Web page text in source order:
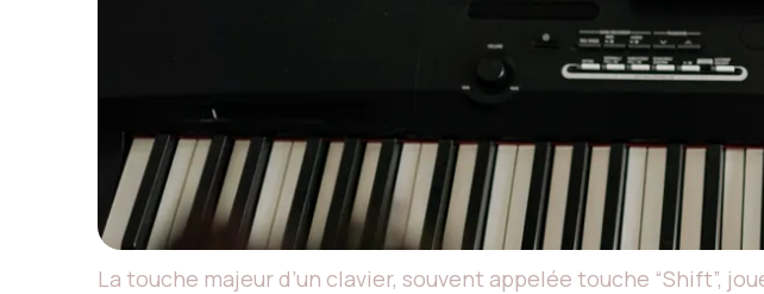
La touche majeur d’un clavier, souvent appelée touche “Shift”,